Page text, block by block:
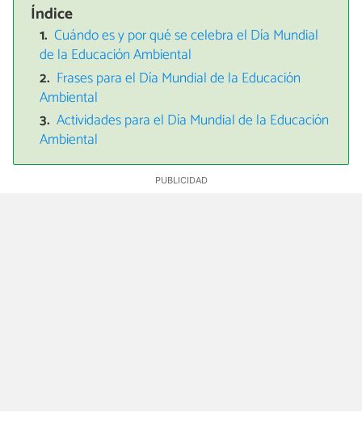
Índice
Cuándo es y por qué se celebra el Día Mundial
de la Educación Ambiental
Frases para el Día Mundial de la Educación
Ambiental
Actividades para el Día Mundial de la Educación
Ambiental